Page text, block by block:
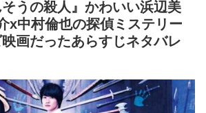
うの殺人』かわいい浜辺美
x中村倫也の探偵ミステリー
画だったあらすじネタバレ